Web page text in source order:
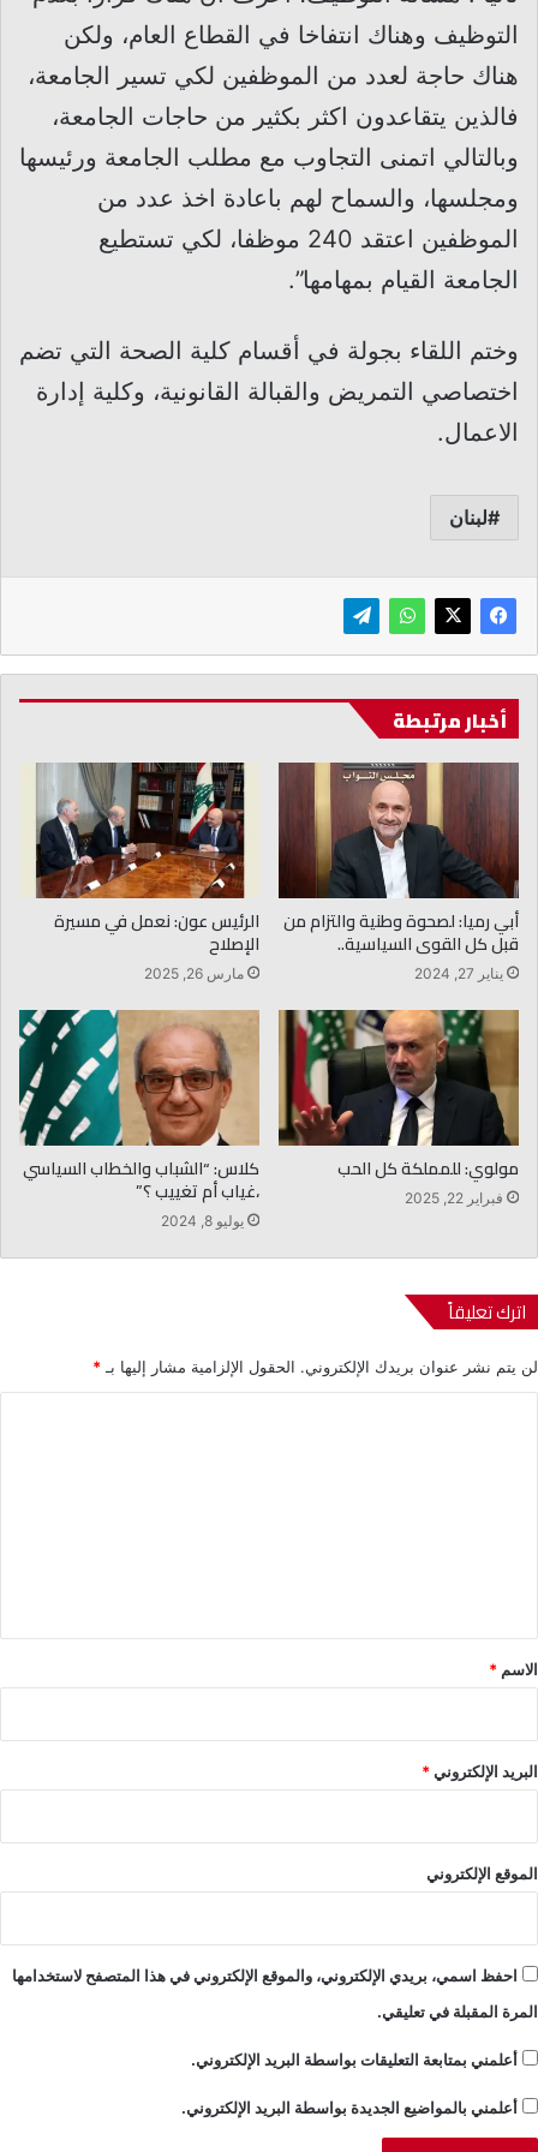
التوظيف وهناك انتفاخا في القطاع العام، ولكن
هناك حاجة لعدد من الموظفين لكي تسير الجامعة،
فالذين يتقاعدون اكثر بكثير من حاجات الجامعة،
وبالتالي اتمنى التجاوب مع مطلب الجامعة ورئيسها
ومجلسها، والسماح لهم باعادة اخذ عدد من
الموظفين اعتقد 240 موظفا، لكي تستطيع
الجامعة القيام بمهامها”.
وختم اللقاء بجولة في أقسام كلية الصحة التي تضم
اختصاصي التمريض والقبالة القانونية، وكلية إدارة
الاعمال.
لبنان
أخبار مرتبطة
أبي رميا: لصحوة وطنية والتزام من
قبل كل القوى السياسية..
يناير 27, 2024
الرئيس عون: نعمل في مسيرة
الإصلاح
مارس 26, 2025
مولوي: للمملكة كل الحب
فبراير 22, 2025
كلاس: “الشباب والخطاب السياسي
،غياب أم تغييب ؟”
يوليو 8, 2024
اترك تعليقاً
لن يتم نشر عنوان بريدك الإلكتروني. الحقول الإلزامية مشار إليها بـ *
*
الاسم *
البريد الإلكتروني*
الموقع الإلكتروني
احفظ اسمي، بريدي الإلكتروني، والموقع الإلكتروني في هذا المتصفح لاستخدامها
المرة المقبلة في تعليقي.
أعلمني بمتابعة التعليقات بواسطة البريد الإلكتروني.
أعلمني بالمواضيع الجديدة بواسطة البريد الإلكتروني.